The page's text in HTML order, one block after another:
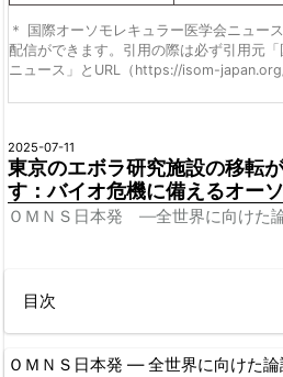
＊ 国際オーソモレキュラー医学会ニュー
配信ができます。引用の際は必ず引用元
ニュース」とURL（https://isom-
2025-07-11
東京のエボラ研究施設の移転
す：バイオ危機に備えるオー
ＯＭＮＳ日本発 ―全世界に向けた
目次
ＯＭＮＳ日本発 ― 全世界に向けた論